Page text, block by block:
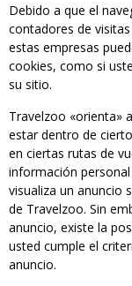
Debido a que el
contadores de
estas empresas
cookies, como si
su sitio.
Travelzoo «orienta»
estar dentro de
en ciertas rutas de
información
visualiza un anuncio
de Travelzoo. Sin
anuncio, existe la
usted cumple el
anuncio.